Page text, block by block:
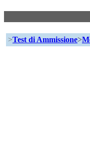
>Test di Ammissione>